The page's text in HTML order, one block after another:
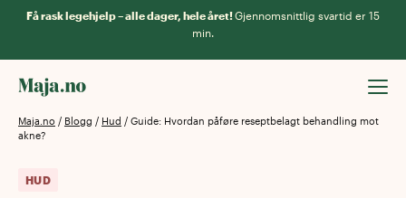
Få rask legehjelp – alle dager, hele året!Gjennomsnittlig svartid er 15
min.
Maja.no / Blogg / Hud / Guide: Hvordan påføre reseptbelagt behandling mot
akne?
HUD